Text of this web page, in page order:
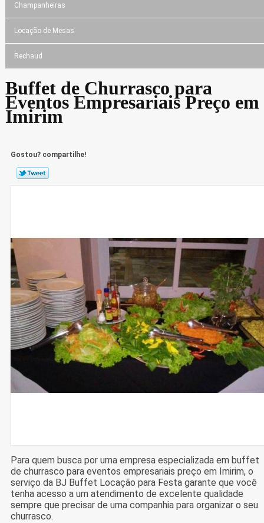
Champanheiras
Locação de Mesas
Rechaud
Buffet de Churrasco para
Eventos Empresariais Preço em
Imirim
Gostou? compartilhe!
Para quem busca por uma empresa especializada em buffet
de churrasco para eventos empresariais preço em Imirim, o
serviço da BJ Buffet Locação para Festa garante que você
tenha acesso a um atendimento de excelente qualidade
sempre que precisar de uma companhia para organizar o seu
churrasco.